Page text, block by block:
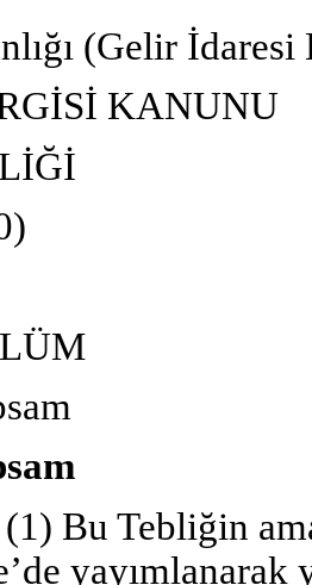
(Gelir İdaresi
KANUNU
(1) Bu Tebliğin